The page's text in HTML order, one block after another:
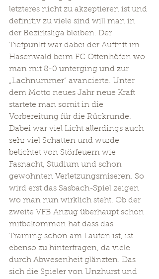
letzteres nicht zu akzeptieren ist und
definitiv zu viele sind will man in
der Bezirksliga bleiben. Der
Tiefpunkt war dabei der Auftritt im
Hasenwald beim FC Ottenhöfen wo
man mit 8-0 unterging und zur
„Lachnummer“ avancierte. Unter
dem Motto neues Jahr neue Kraft
startete man somit in die
Vorbereitung für die Rückrunde.
Dabei war viel Licht allerdings auch
sehr viel Schatten und wurde
belichtet von Störfeuern wie
Fasnacht, Studium und schon
gewohnten Verletzungsmiseren. So
wird erst das Sasbach-Spiel zeigen
wo man nun wirklich steht. Ob der
zweite VFB Anzug überhaupt schon
mitbekommen hat dass das
Training schon am Laufen ist, ist
ebenso zu hinterfragen, da viele
durch Abwesenheit glänzten. Das
sich die Spieler von Unzhurst und